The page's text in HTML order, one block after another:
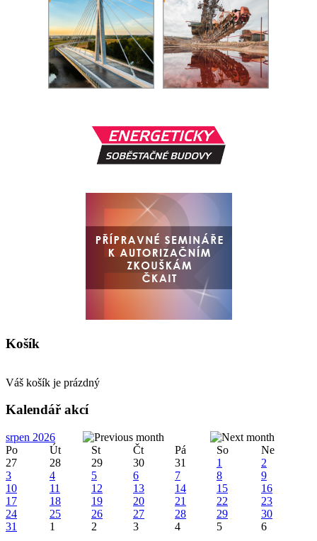
Košík
Váš košík je prázdný
Kalendář akcí
srpen 2026
Po
Út St Čt Pá So
Ne
27
28 29 30 31 1
2
3
4 5 6 7 8
9
10
11 12 13 14 15
16
17
18 19 20 21 22
23
24
25 26 27 28 29
30
31
1 2 3 4 5 6